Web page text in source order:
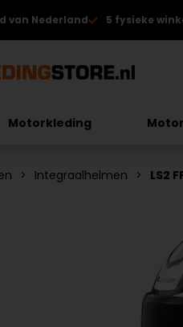
van Nederland 5 fysieke
Motorkleding
Integraalhelmen LS2